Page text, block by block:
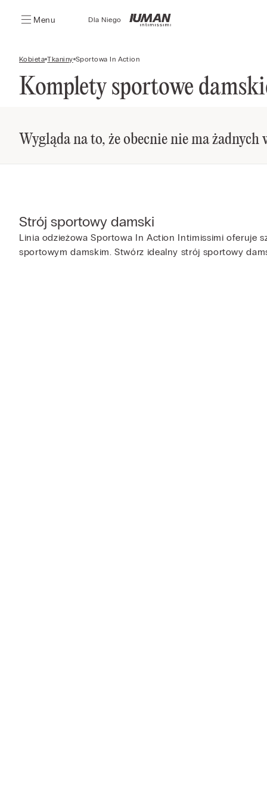
Menu Dla Niego
Kobieta Tkaniny Sportowa In Action
Komplety sportowe
Wygląda na to, że obecnie nie ma
Strój sportowy damski
Linia odzieżowa Sportowa In Action Intimissimi oferuje
sportowym damskim. Stwórz idealny strój sportowy